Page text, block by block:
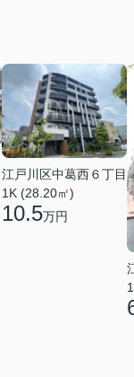
江戸川区中葛西６丁目
1K (28.20㎡)
10.5万円